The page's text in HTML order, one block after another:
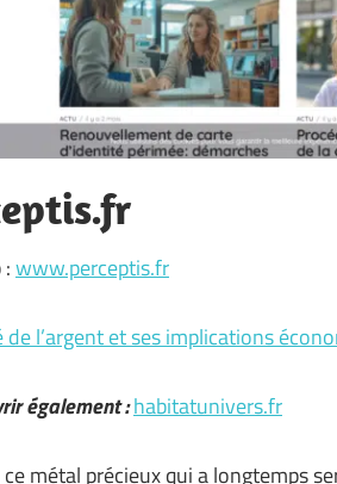
www.perceptis.fr
de l’argent et ses implications
également :habitatunivers.fr
ce métal précieux qui a longtemps